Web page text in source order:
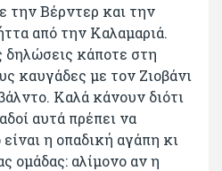
την Βέρντερ και την
από την Καλαμαριά.
δηλώσεις κάποτε στη
καυγάδες με τον Ζιοβάνι
Καλά κάνουν διότι
αυτά πρέπει να
η οπαδική αγάπη κι
ομάδας: αλίμονο αν η